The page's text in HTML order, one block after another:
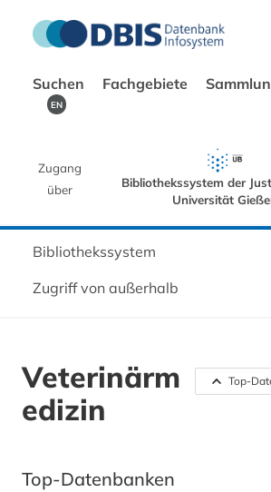
Suchen Fachgebiete
EN
Zugang
über
Bibliothekssystem der
Universität
Bibliothekssystem
Zugriff von außerhalb
Top-
Veterinärm
edizin
Top-Datenbanken